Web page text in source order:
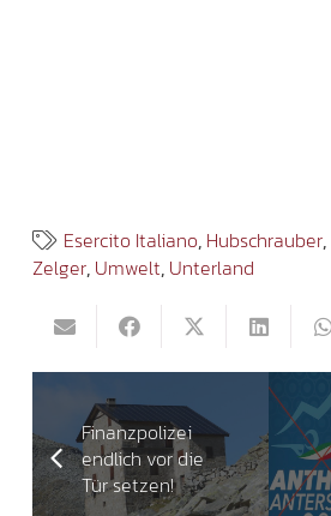
Esercito Italiano, Hubschrauber,
Zelger, Umwelt, Unterland
Finanzpolizei
endlich vor die
Tür setzen!